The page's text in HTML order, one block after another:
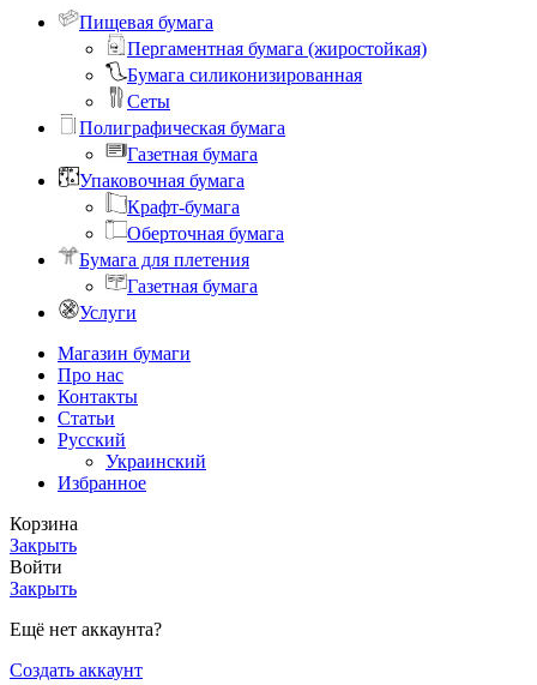
Пищевая бумага
Пергаментная бумага (жиростойкая)
Бумага силиконизированная
Сеты
Полиграфическая бумага
Газетная бумага
Упаковочная бумага
Крафт-бумага
Оберточная бумага
Бумага для плетения
Газетная бумага
Услуги
Магазин бумаги
Про нас
Контакты
Статьи
Русский
Украинский
Избранное
Корзина
Закрыть
Войти
Закрыть
Ещё нет аккаунта?
Создать аккаунт